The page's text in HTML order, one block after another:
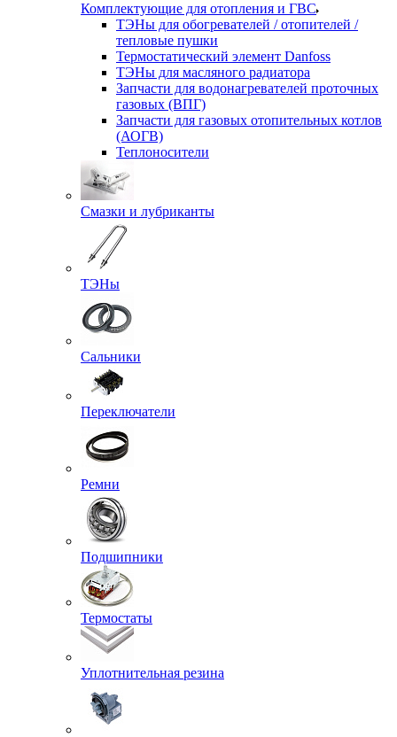
Комплектующие для отопления и ГВС
ТЭНы для обогревателей / отопителей /
тепловые пушки
Термостатический элемент Danfoss
ТЭНы для масляного радиатора
Запчасти для водонагревателей проточных
газовых (ВПГ)
Запчасти для газовых отопительных котлов
(АОГВ)
Теплоносители
Смазки и лубриканты
ТЭНы
Сальники
Переключатели
Ремни
Подшипники
Термостаты
Уплотнительная резина